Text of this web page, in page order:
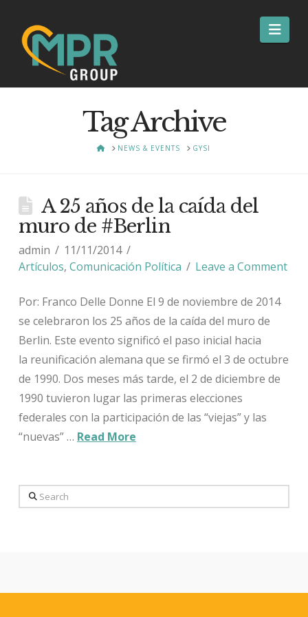
Tag Archive
HOMENEWS & EVENTS GYSI
A 25 años de la caída del
muro de #Berlin
admin
11/11/2014
Artículos, Comunicación Política Leave a Comment
Por: Franco Delle Donne El 9 de noviembre de 2014
se celebraron los 25 años de la caída del muro de
Berlin. Este evento significó el paso inicial hacia
la reunificación alemana que se firmó el 3 de octubre
de 1990. Dos meses más tarde, el 2 de diciembre de
1990 tuvieron lugar las primeras elecciones
federales con la participación de las “viejas” y las
“nuevas” … Read More
Search